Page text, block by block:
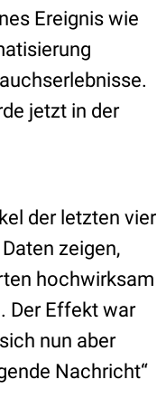
Ereignis wie
jetzt in der
der letzten vier
zeigen,
hochwirksam
Der Effekt war
nun aber
Nachricht“